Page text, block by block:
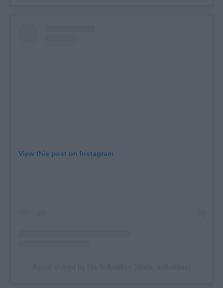
View this post on Instagram